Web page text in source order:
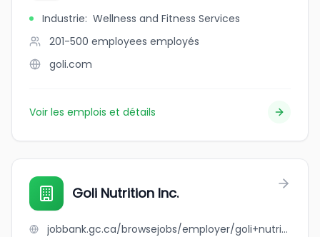
Industrie: Wellness and Fitness Services
201-500 employees employés
goli.com
Voir les emplois et détails
Goli Nutrition Inc.
jobbank.gc.ca/browsejobs/employer/goli+nutrition+inc./ca